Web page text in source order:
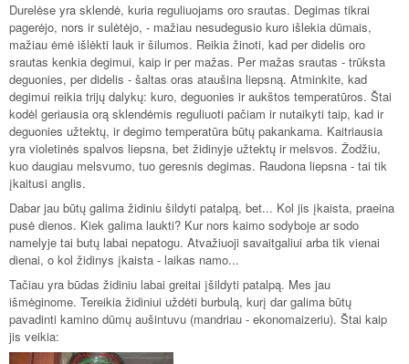
Durelėse yra sklendė, kuria reguliuojams oro srautas. Degimas tikrai
pagerėjo, nors ir sulėtėjo, - mažiau nesudegusio kuro išlekia dūmais,
mažiau ėmė išlėkti lauk ir šilumos. Reikia žinoti, kad per didelis oro
srautas kenkia degimui, kaip ir per mažas. Per mažas srautas - trūksta
deguonies, per didelis - šaltas oras ataušina liepsną. Atminkite, kad
degimui reikia trijų dalykų: kuro, deguonies ir aukštos temperatūros. Štai
kodėl geriausia orą sklendėmis reguliuoti pačiam ir nutaikyti taip, kad ir
deguonies užtektų, ir degimo temperatūra būtų pakankama. Kaitriausia
yra violetinės spalvos liepsna, bet židinyje užtektų ir melsvos. Žodžiu,
kuo daugiau melsvumo, tuo geresnis degimas. Raudona liepsna - tai tik
įkaitusi anglis.
Dabar jau būtų galima židiniu šildyti patalpą, bet... Kol jis įkaista, praeina
pusė dienos. Kiek galima laukti? Kur nors kaimo sodyboje ar sodo
namelyje tai butų labai nepatogu. Atvažiuoji savaitgaliui arba tik vienai
dienai, o kol židinys įkaista - laikas namo...
Tačiau yra būdas židiniu labai greitai įšildyti patalpą. Mes jau
išmėginome. Tereikia židiniui uždėti burbulą, kurį dar galima būtų
pavadinti kamino dūmų aušintuvu (mandriau - ekonomaizeriu). Štai kaip
jis veikia: